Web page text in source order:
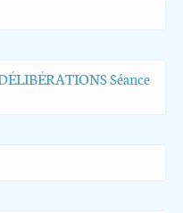
Séance